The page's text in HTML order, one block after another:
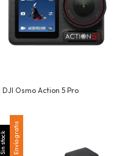
DJI Osmo Action 5 Pro
Sin stock Envío gratis